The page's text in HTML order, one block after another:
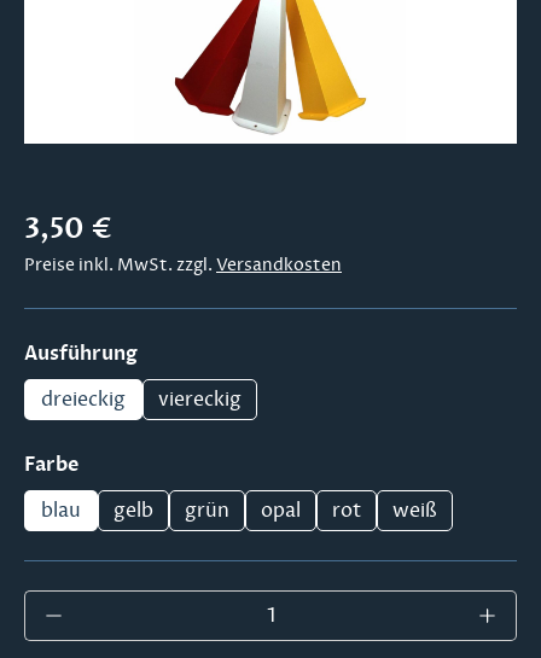
Regulärer Preis:
3,50 €
Preise inkl. MwSt. zzgl. Versandkosten
Ausführungauswählen
dreieckig
viereckig
Farbeauswählen
blau
gelb grün opal rot weiß
Produkt Anzahl: Gib den gewünschten